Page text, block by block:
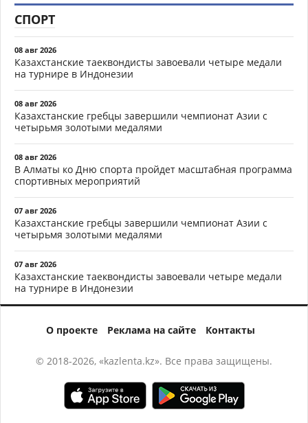
СПОРТ
08 авг 2026
Казахстанские таеквондисты завоевали четыре медали
на турнире в Индонезии
08 авг 2026
Казахстанские гребцы завершили чемпионат Азии с
четырьмя золотыми медалями
08 авг 2026
В Алматы ко Дню спорта пройдет масштабная программа
спортивных мероприятий
07 авг 2026
Казахстанские гребцы завершили чемпионат Азии с
четырьмя золотыми медалями
07 авг 2026
Казахстанские таеквондисты завоевали четыре медали
на турнире в Индонезии
О проекте Реклама на сайте Контакты
© 2018-2026, «kazlenta.kz». Все права защищены.